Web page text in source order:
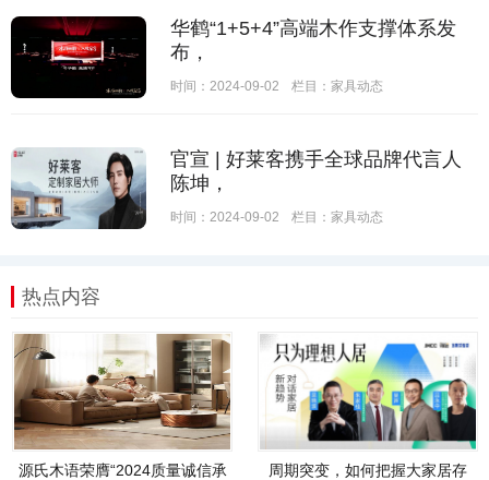
华鹤“1+5+4”高端木作支撑体系发
布，
时间：2024-09-02 栏目： 家具动态
官宣 | 好莱客携手全球品牌代言人
陈坤，
时间：2024-09-02 栏目： 家具动态
热点内容
源氏木语荣膺“2024质量诚信承 周期突变，如何把握大家居存